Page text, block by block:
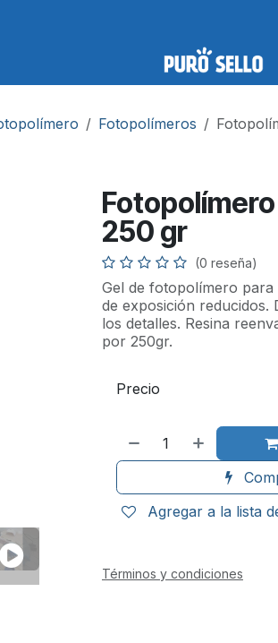
Fotopolímeros
250 gr
(0 reseña)
Gel de fotopolímero
de exposición reducidos.
los detalles. Resina
por 250gr.
Agregar a la lista
Precio
Términos y condiciones